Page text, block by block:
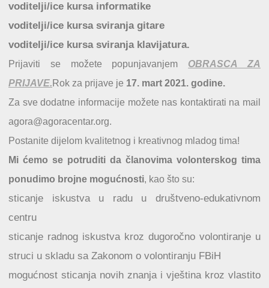
voditelji/ice kursa informatike
voditelji/ice kursa sviranja gitare
voditelji/ice kursa sviranja klavijatura.
Prijaviti se možete popunjavanjem OBRASCA ZA
PRIJAVE. Rok za prijave je 17. mart 2021. godine.
Za sve dodatne informacije možete nas kontaktirati na mail
agora@agoracentar.org.
Postanite dijelom kvalitetnog i kreativnog mladog tima!
Mi ćemo se potruditi da članovima volonterskog tima
ponudimo brojne mogućnosti, kao što su:
sticanje iskustva u radu u društveno-edukativnom
centru
sticanje radnog iskustva kroz dugoročno volontiranje u
struci u skladu sa Zakonom o volontiranju FBiH
mogućnost sticanja novih znanja i vještina kroz vlastito